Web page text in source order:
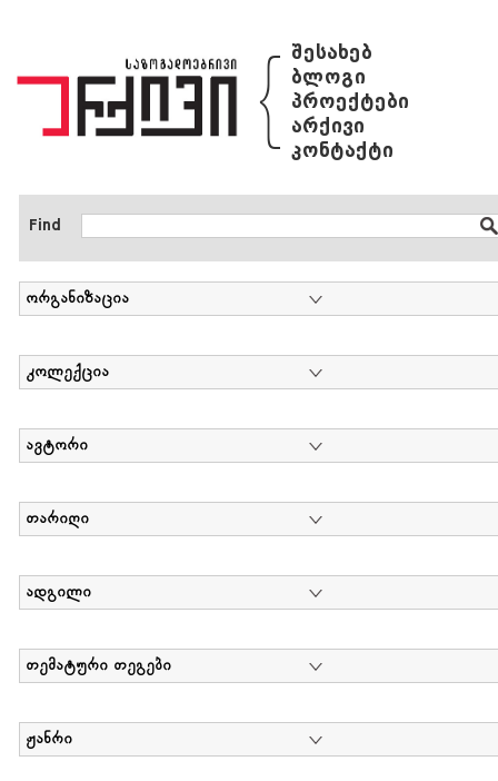
{ შესახებ
ბლოგი
პროექტები
არქივი
კონტაქტი
Find
ორგანიზაცია
კოლექცია
ავტორი
თარიღი
ადგილი
თემატური თეგები
ჟანრი